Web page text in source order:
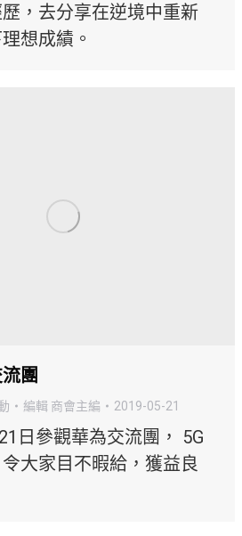
，去分享在逆境中重新
想成績。
團
編輯 商會主編 2019-05-21
日參觀華為交流團， 5G
大家目不暇給，獲益良